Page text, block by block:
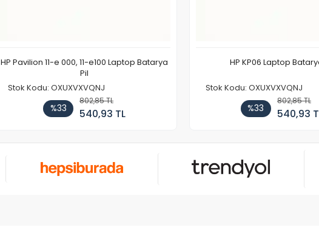
HP Pavilion 11-e 000, 11-e100 Laptop Batarya
Pil
Stok Kodu: OXUXVXVQNJ
%33
802,85 TL
540,93 TL
HP KP06 Laptop
Stok Kodu: OXUXVXVQNJ
%33
802,85 TL
540,93